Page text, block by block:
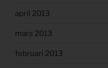
april 2013
mars 2013
februari 2013